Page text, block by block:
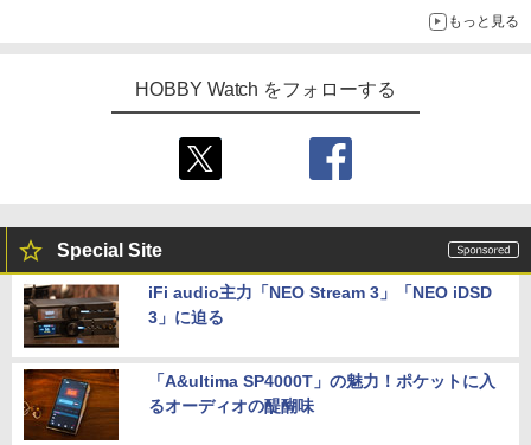
もっと見る
HOBBY Watch をフォローする
Special Site
iFi audio主力「NEO Stream 3」「NEO iDSD
3」に迫る
「A&ultima SP4000T」の魅力！ポケットに入
るオーディオの醍醐味